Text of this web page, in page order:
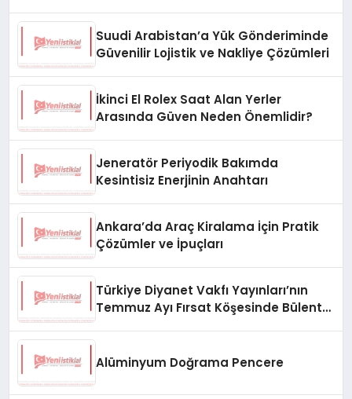
Suudi Arabistan’a Yük Gönderiminde
Güvenilir Lojistik ve Nakliye Çözümleri
İkinci El Rolex Saat Alan Yerler
Arasında Güven Neden Önemlidir?
Jeneratör Periyodik Bakımda
Kesintisiz Enerjinin Anahtarı
Ankara’da Araç Kiralama İçin Pratik
Çözümler ve İpuçları
Türkiye Diyanet Vakfı Yayınları’nın
Temmuz Ayı Fırsat Köşesinde Bülent
Alüminyum Doğrama Pencere